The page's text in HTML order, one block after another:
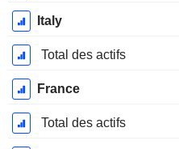
Italy
Total des actifs
France
Total des actifs